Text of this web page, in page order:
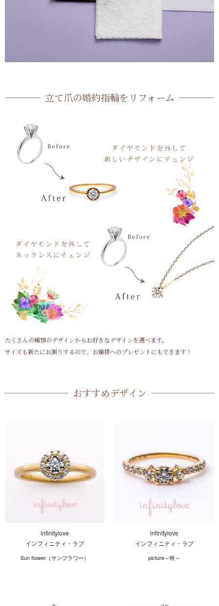
立て爪の婚約指輪をリフォーム
たくさんの種類のデザインからお好きなデザインを選べます。
サイズも新たにお測りするので、お嬢様へのプレゼントにもできます！
おすすめデザイン
infinitylove
インフィニティ・ラブ
Sun flower（サンフラワー）
infinitylove
インフィニティ・ラブ
picture～映～